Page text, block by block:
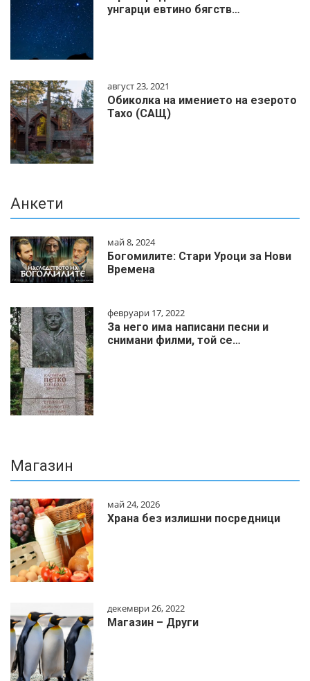
унгарци евтино бягств…
август 23, 2021
Обиколка на имението на езерото
Тахо (САЩ)
Анкети
май 8, 2024
Богомилите: Стари Уроци за Нови
Времена
февруари 17, 2022
За него има написани песни и
снимани филми, той се…
Магазин
май 24, 2026
Храна без излишни посредници
декември 26, 2022
Магазин – Други